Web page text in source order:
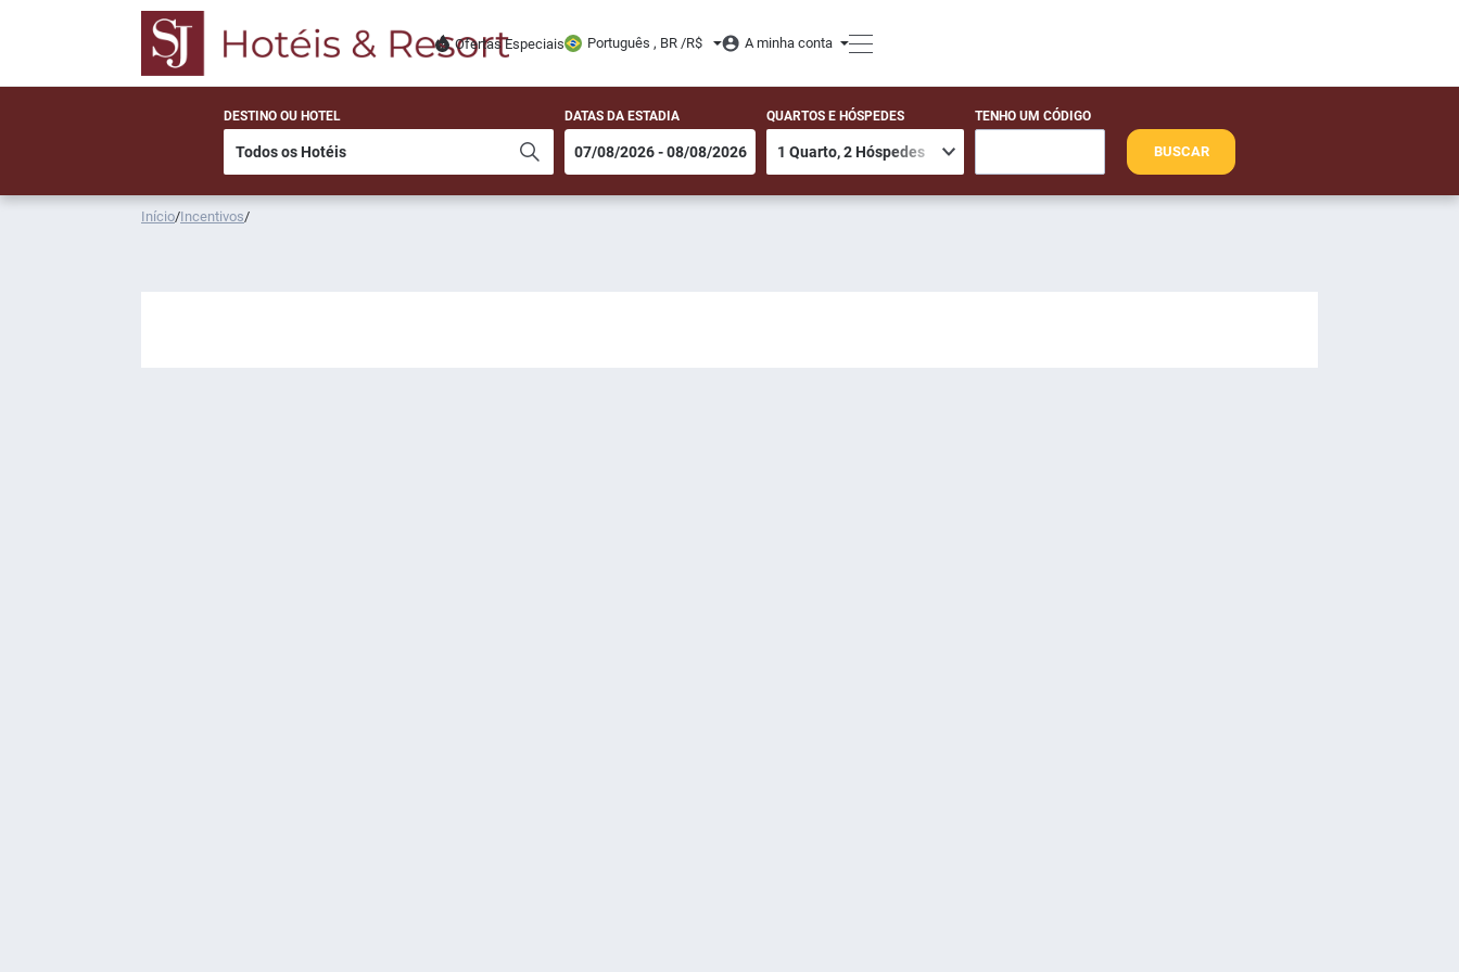
Ofertas Especiais Português , BR /R$ A minha conta
DESTINO OU HOTEL DATAS DA ESTADIA QUARTOS E HÓSPEDES TENHO UM CÓDIGO
BUSCAR
Início/Incentivos/